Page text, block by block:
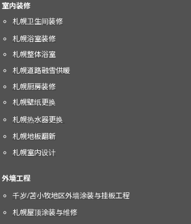
室内装修
札幌卫生间装修
札幌浴室装修
札幌整体浴室
札幌道路融雪供暖
札幌厨房装修
札幌壁纸更换
札幌热水器更换
札幌地板翻新
札幌室内设计
外墙工程
千岁/苫小牧地区外墙涂装与挂板工程
札幌屋顶涂装与维修